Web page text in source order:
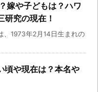
嫁や子どもは？ハワ
究の現在！
、1973年2月14日生まれの
頃や現在は？本名や